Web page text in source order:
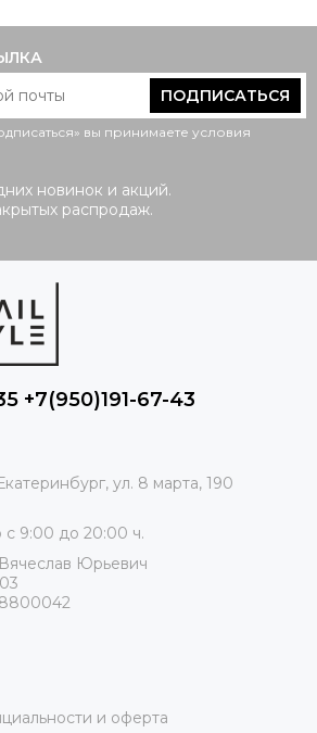
ПОДПИСАТЬСЯ
вы принимаете условия
новинок и акций.
распродаж.
+7(950)191-67-43
ул. 8 марта, 190
9:00 до 20:00 ч.
Юрьевич
и оферта